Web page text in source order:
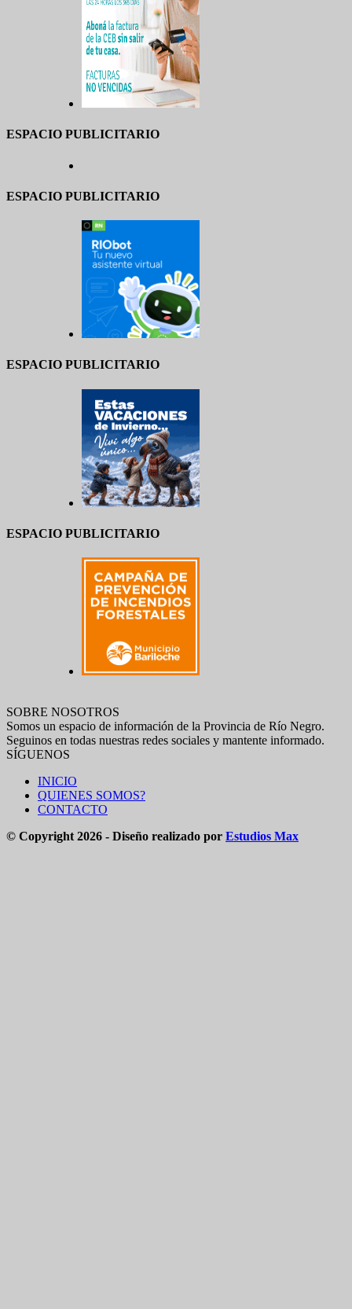
ESPACIO PUBLICITARIO
ESPACIO PUBLICITARIO
ESPACIO PUBLICITARIO
ESPACIO PUBLICITARIO
SOBRE NOSOTROS
Somos un espacio de información de la Provincia de Río Negro.
Seguinos en todas nuestras redes sociales y mantente informado.
SÍGUENOS
INICIO
QUIENES SOMOS?
CONTACTO
© Copyright 2026 - Diseño realizado por Estudios Max